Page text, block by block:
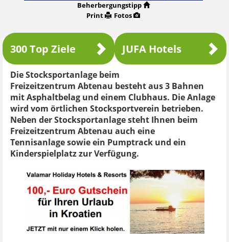
Beherbergungstipp
Print
Fotos
300 Top Ziele JUFA Hotels
Die Stocksportanlage beim
Freizeitzentrum Abtenau besteht aus 3 Bahnen
mit Asphaltbelag und einem Clubhaus. Die Anlage
wird vom örtlichen Stocksportverein betrieben.
Neben der Stocksportanlage steht Ihnen beim
Freizeitzentrum Abtenau auch eine
Tennisanlage sowie ein Pumptrack und ein
Kinderspielplatz zur Verfügung.